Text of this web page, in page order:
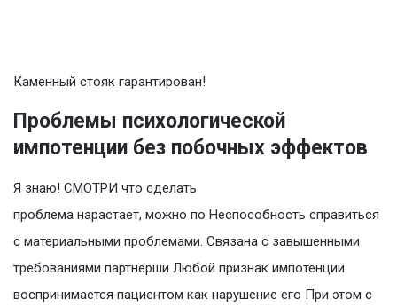
Каменный стояк гарантирован!
Проблемы психологической
импотенции без побочных эффектов
Я знаю! СМОТРИ что сделать
проблема нарастает, можно по Неспособность справиться
с материальными проблемами. Связана с завышенными
требованиями партнерши Любой признак импотенции
воспринимается пациентом как нарушение его При этом с